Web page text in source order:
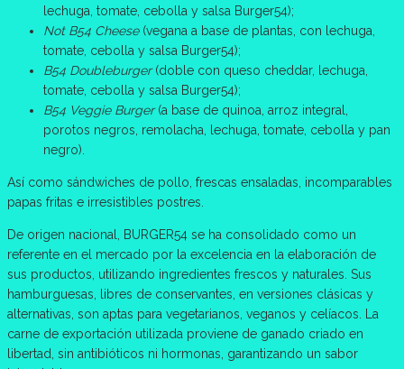
lechuga, tomate, cebolla y salsa Burger54);
Not B54 Cheese(vegana a base de plantas, con lechuga,
tomate, cebolla y salsa Burger54);
B54 Doubleburger(doble con queso cheddar, lechuga,
tomate, cebolla y salsa Burger54);
B54 Veggie Burger(a base de quinoa, arroz integral,
porotos negros, remolacha, lechuga, tomate, cebolla y pan
negro).
Así como sándwiches de pollo, frescas ensaladas, incomparables
papas fritas e irresistibles postres.
De origen nacional, BURGER54 se ha consolidado como un
referente en el mercado por la excelencia en la elaboración de
sus productos, utilizando ingredientes frescos y naturales. Sus
hamburguesas, libres de conservantes, en versiones clásicas y
alternativas, son aptas para vegetarianos, veganos y celíacos. La
carne de exportación utilizada proviene de ganado criado en
libertad, sin antibióticos ni hormonas, garantizando un sabor